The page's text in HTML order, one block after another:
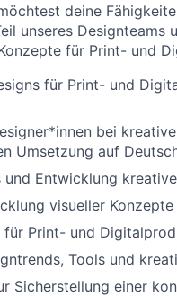
deine
unseres Designteams
für Print- und
für Print- und
bei
Umsetzung auf
Entwicklung
visueller
Print- und
Tools und
Sicherstellung einer